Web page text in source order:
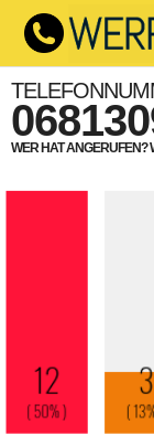
WER HAT ANGERUFEN?